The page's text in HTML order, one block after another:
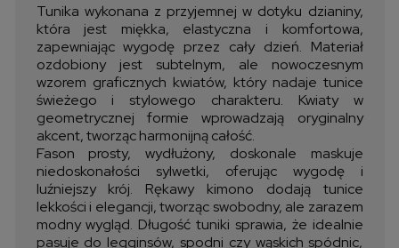
Tunika wykonana z przyjemnej w dotyku dzianiny,
która jest miękka, elastyczna i komfortowa,
zapewniając wygodę przez cały dzień. Materiał
ozdobiony jest subtelnym, ale nowoczesnym
wzorem graficznych kwiatów, który nadaje tunice
świeżego i stylowego charakteru. Kwiaty w
geometrycznej formie wprowadzają oryginalny
akcent, tworząc harmonijną całość.
Fason prosty, wydłużony, doskonale maskuje
niedoskonałości sylwetki, oferując wygodę i
luźniejszy krój. Rękawy kimono dodają tunice
lekkości i elegancji, tworząc swobodny, ale zarazem
modny wygląd. Długość tuniki sprawia, że idealnie
pasuje do legginsów, spodni czy wąskich spódnic,